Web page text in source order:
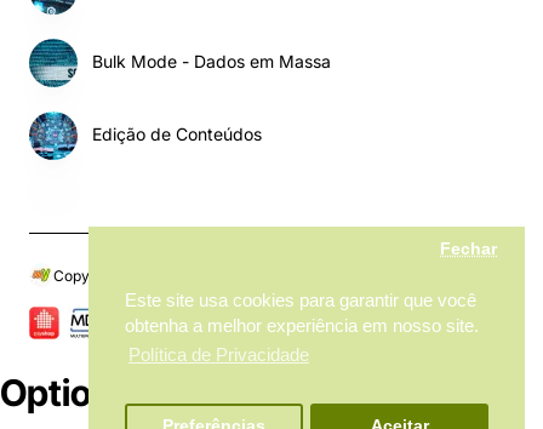
Este site usa cookies para garantir que você
obtenha a melhor experiência em nosso site.
Política de Privacidade
Fechar
Bulk Mode - Dados em Massa
Edição de Conteúdos
Copyright © 2024, My MarketPlace, Todos os Direitos Reservados
Options